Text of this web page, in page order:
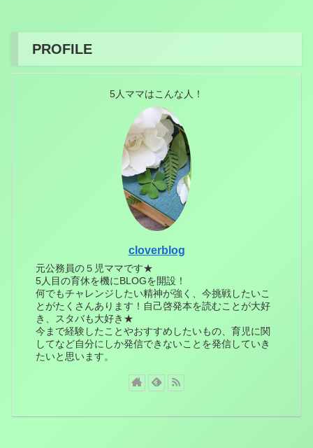
PROFILE
5人ママはこんな人！
cloverblog
元公務員の５児ママです★
5人目の育休を機にBLOGを開設！
何でもチャレンジしたい精神が強く、今挑戦したいこ
とがたくさんあります！自己啓発本を読むことが大好
き、スタバも大好き★
今まで経験したことやおすすめしたいもの、育児に関
してなど自分にしか発信できないことを発信していき
たいと思います。